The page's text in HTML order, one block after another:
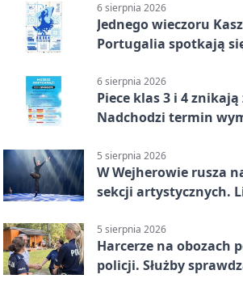
6 sierpnia 2026
Jednego wieczoru
Portugalia spotkają
6 sierpnia 2026
Piece klas 3 i 4
Nadchodzi termin
5 sierpnia 2026
W Wejherowie rusza
sekcji artystycznych.
5 sierpnia 2026
Harcerze na obozach
policji. Służby